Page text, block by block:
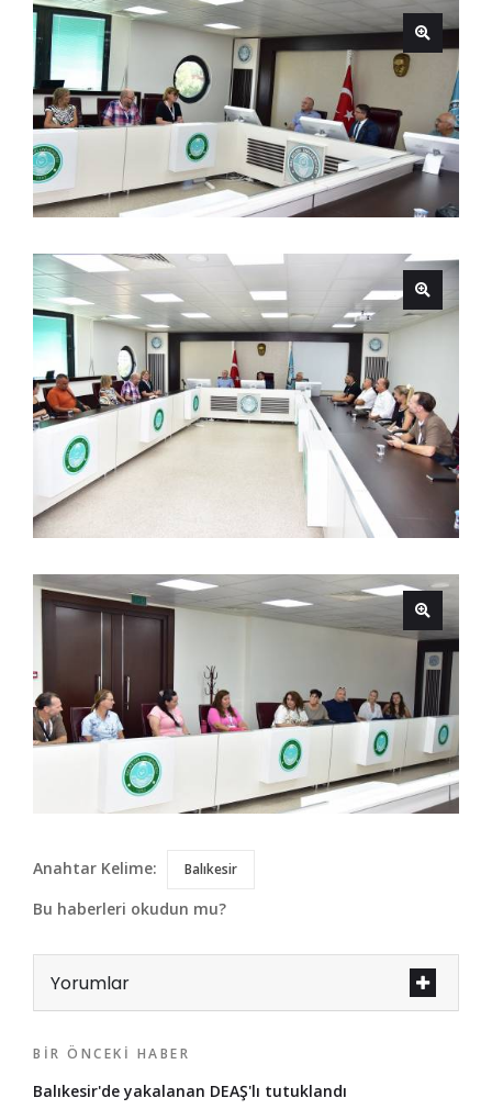
Anahtar Kelime: Balıkesir
Bu haberleri okudun mu?
Yorumlar
BIR ÖNCEKI HABER
Balıkesir'de yakalanan DEAŞ'lı tutuklandı